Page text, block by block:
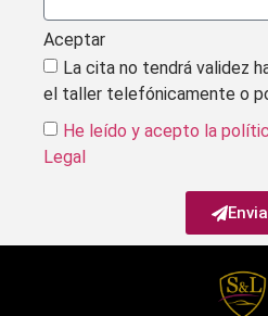
Aceptar
La cita no tendrá validez
el taller telefónicamente o
He leído y acepto la
Legal